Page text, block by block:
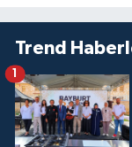
Trend
1